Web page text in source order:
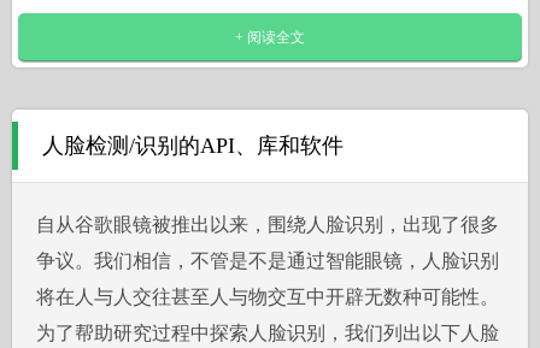
+ 阅读全文
人脸检测/识别的API、库和软件
自从谷歌眼镜被推出以来，围绕人脸识别，出现了很多
争议。我们相信，不管是不是通过智能眼镜，人脸识别
将在人与人交往甚至人与物交互中开辟无数种可能性。
为了帮助研究过程中探索人脸识别，我们列出以下人脸